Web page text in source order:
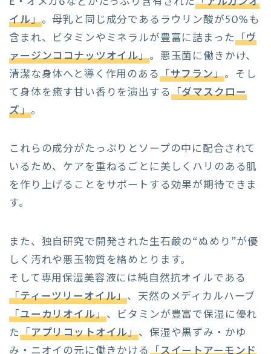
イル」。母乳と同じ成分であるラウリン酸が50%も
含まれ、ビタミンやミネラルが豊富に詰まった「ヴ
ァージンココナッツオイル」。悪玉菌に働きかけ、
清潔な身体へと導く作用のある「サフラン」。そし
て身体を癒す甘い香りを演出する「ダマスクロー
ズ」。
これらの成分がたっぷりとソープの中に配合されて
いるため、ケアを重ねるごとに美しくハリのある肌
を作り上げることをサポートする効果が期待できま
す。
また、独自研究で開発された生石鹸の“ぬめり”が優
しく汚れや悪玉物質を絡めとります。
そして専用保湿美容液には純自然抗オイルである
「ティーツリーオイル」、天然のメディカルハーブ
「ユーカリオイル」、ビタミンが豊富で保湿に優れ
た「アプリコットオイル」、保湿や黒ずみ・かゆ